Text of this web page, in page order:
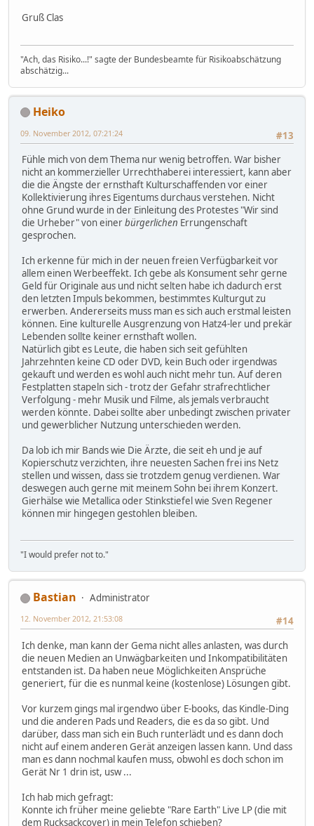
Gruß Clas
"Ach, das Risiko...!" sagte der Bundesbeamte für Risikoabschätzung
abschätzig...
Heiko
#13
09. November 2012, 07:21:24
Fühle mich von dem Thema nur wenig betroffen. War bisher
nicht an kommerzieller Urrechthaberei interessiert, kann aber
die die Ängste der ernsthaft Kulturschaffenden vor einer
Kollektivierung ihres Eigentums durchaus verstehen. Nicht
ohne Grund wurde in der Einleitung des Protestes "Wir sind
die Urheber" von einerbürgerlichen Errungenschaft
gesprochen.
Ich erkenne für mich in der neuen freien Verfügbarkeit vor
allem einen Werbeeffekt. Ich gebe als Konsument sehr gerne
Geld für Originale aus und nicht selten habe ich dadurch erst
den letzten Impuls bekommen, bestimmtes Kulturgut zu
erwerben. Andererseits muss man es sich auch erstmal leisten
können. Eine kulturelle Ausgrenzung von Hatz4-ler und prekär
Lebenden sollte keiner ernsthaft wollen.
Natürlich gibt es Leute, die haben sich seit gefühlten
Jahrzehnten keine CD oder DVD, kein Buch oder irgendwas
gekauft und werden es wohl auch nicht mehr tun. Auf deren
Festplatten stapeln sich - trotz der Gefahr strafrechtlicher
Verfolgung - mehr Musik und Filme, als jemals verbraucht
werden könnte. Dabei sollte aber unbedingt zwischen privater
und gewerblicher Nutzung unterschieden werden.
Da lob ich mir Bands wie Die Ärzte, die seit eh und je auf
Kopierschutz verzichten, ihre neuesten Sachen frei ins Netz
stellen und wissen, dass sie trotzdem genug verdienen. War
deswegen auch gerne mit meinem Sohn bei ihrem Konzert.
Gierhälse wie Metallica oder Stinkstiefel wie Sven Regener
können mir hingegen gestohlen bleiben.
"I would prefer not to."
Bastian
Administrator
#14
12. November 2012, 21:53:08
Ich denke, man kann der Gema nicht alles anlasten, was durch
die neuen Medien an Unwägbarkeiten und Inkompatibilitäten
entstanden ist. Da haben neue Möglichkeiten Ansprüche
generiert, für die es nunmal keine (kostenlose) Lösungen gibt.
Vor kurzem gings mal irgendwo über E-books, das Kindle-Ding
und die anderen Pads und Readers, die es da so gibt. Und
darüber, dass man sich ein Buch runterlädt und es dann doch
nicht auf einem anderen Gerät anzeigen lassen kann. Und dass
man es dann nochmal kaufen muss, obwohl es doch schon im
Gerät Nr 1 drin ist, usw ...
Ich hab mich gefragt:
Konnte ich früher meine geliebte "Rare Earth" Live LP (die mit
dem Rucksackcover) in mein Telefon schieben?